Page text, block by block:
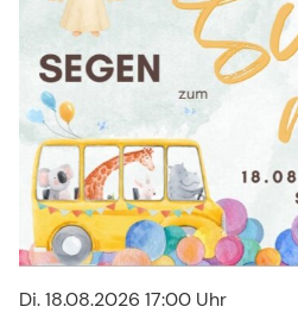
Di. 18.08.2026 17:00 Uhr